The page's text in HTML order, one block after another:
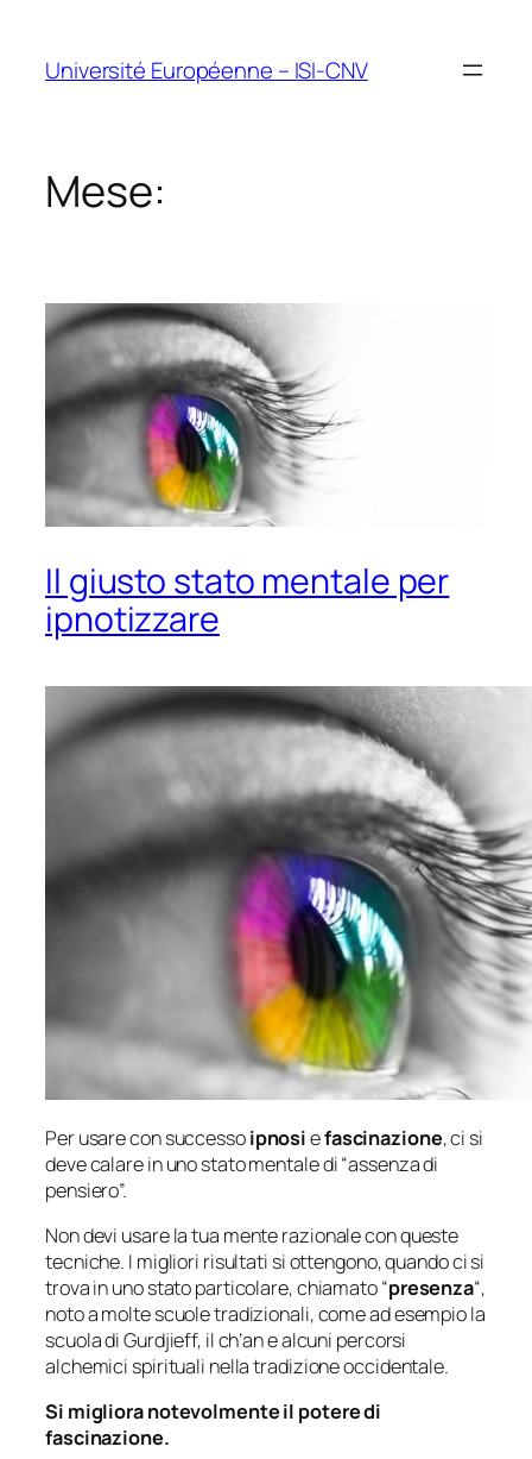
contenuto
Université Européenne – ISI-CNV
Mese:
Il giusto stato mentale per
ipnotizzare
Per usare con successoipnosiefascinazione, ci si
deve calare in uno stato mentale di “assenza di
pensiero”.
Non devi usare la tua mente razionale con queste
tecniche. I migliori risultati si ottengono, quando ci si
trova in uno stato particolare, chiamato “presenza“,
noto a molte scuole tradizionali, come ad esempio la
scuola di Gurdjieff, il ch’an e alcuni percorsi
alchemici spirituali nella tradizione occidentale.
Si migliora notevolmente il potere di
fascinazione.